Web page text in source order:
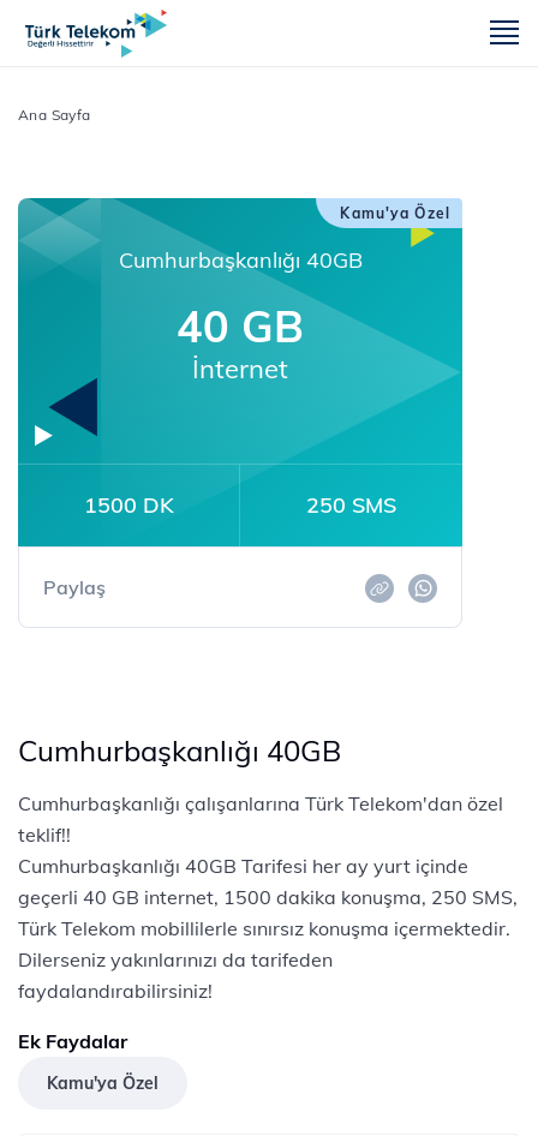
Ana Sayfa
Kamu'ya Özel
Cumhurbaşkanlığı 40GB
40 GB
İnternet
1500 DK 250 SMS
Paylaş
Cumhurbaşkanlığı 40GB
Cumhurbaşkanlığı çalışanlarına Türk Telekom'dan özel
teklif!!
Cumhurbaşkanlığı 40GB Tarifesi her ay yurt içinde
geçerli 40 GB internet, 1500 dakika konuşma, 250 SMS,
Türk Telekom mobillilerle sınırsız konuşma içermektedir.
Dilerseniz yakınlarınızı da tarifeden
faydalandırabilirsiniz!
Ek Faydalar
Kamu'ya Özel